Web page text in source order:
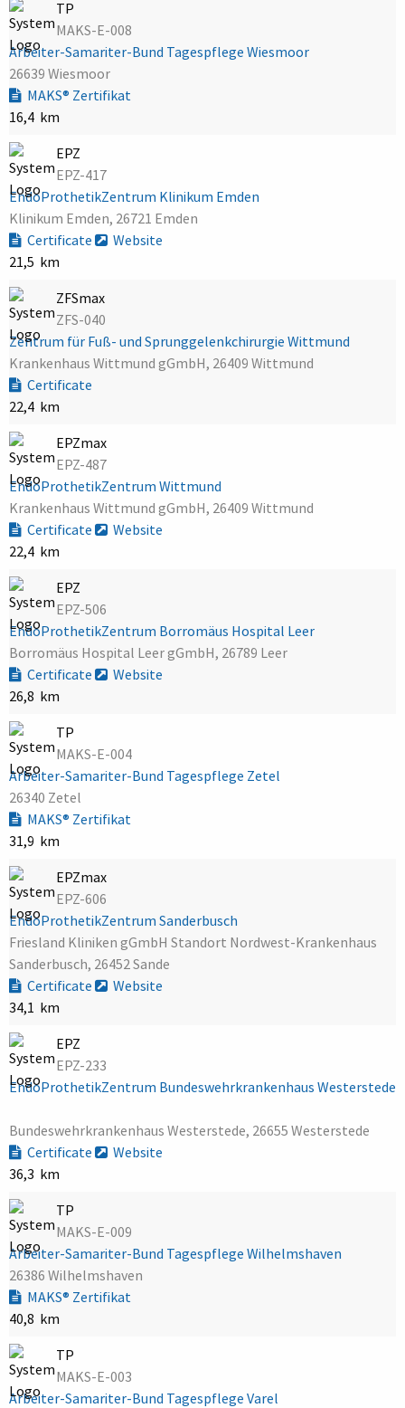
TP
MAKS-E-008
Arbeiter-Samariter-Bund Tagespflege Wiesmoor
26639 Wiesmoor
MAKS® Zertifikat
16,4 km
EPZ
EPZ-417
EndoProthetikZentrum Klinikum Emden
Klinikum Emden, 26721 Emden
Certificate
Website
21,5 km
ZFSmax
ZFS-040
Zentrum für Fuß- und Sprunggelenkchirurgie Wittmund
Krankenhaus Wittmund gGmbH, 26409 Wittmund
Certificate
22,4 km
EPZmax
EPZ-487
EndoProthetikZentrum Wittmund
Krankenhaus Wittmund gGmbH, 26409 Wittmund
Certificate
Website
22,4 km
EPZ
EPZ-506
EndoProthetikZentrum Borromäus Hospital Leer
Borromäus Hospital Leer gGmbH, 26789 Leer
Certificate
Website
26,8 km
TP
MAKS-E-004
Arbeiter-Samariter-Bund Tagespflege Zetel
26340 Zetel
MAKS® Zertifikat
31,9 km
EPZmax
EPZ-606
EndoProthetikZentrum Sanderbusch
Friesland Kliniken gGmbH Standort Nordwest-Krankenhaus
Sanderbusch, 26452 Sande
Certificate
Website
34,1 km
EPZ
EPZ-233
EndoProthetikZentrum Bundeswehrkrankenhaus Westerstede
Bundeswehrkrankenhaus Westerstede, 26655 Westerstede
Certificate
Website
36,3 km
TP
MAKS-E-009
Arbeiter-Samariter-Bund Tagespflege Wilhelmshaven
26386 Wilhelmshaven
MAKS® Zertifikat
40,8 km
TP
MAKS-E-003
Arbeiter-Samariter-Bund Tagespflege Varel